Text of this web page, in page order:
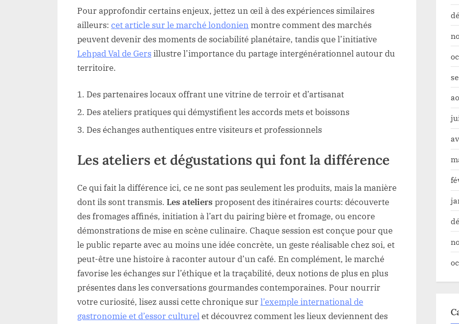
Pour approfondir certains enjeux, jettez un œil à des expériences similaires
ailleurs: cet article sur le marché londonienmontre comment des marchés
peuvent devenir des moments de sociabilité planétaire, tandis que l’initiative
Lehpad Val de Gersillustre l’importance du partage intergénérationnel autour du
territoire.
Des partenaires locaux offrant une vitrine de terroir et d’artisanat
Des ateliers pratiques qui démystifient les accords mets et boissons
Des échanges authentiques entre visiteurs et professionnels
Les ateliers et dégustations qui font la différence
Ce qui fait la différence ici, ce ne sont pas seulement les produits, mais la manière
dont ils sont transmis. Les ateliers proposent des itinéraires courts: découverte
des fromages affinés, initiation à l’art du pairing bière et fromage, ou encore
démonstrations de mise en scène culinaire. Chaque session est conçue pour que
le public reparte avec au moins une idée concrète, un geste réalisable chez soi, et
peut-être une histoire à raconter autour d’un café. En complément, le marché
favorise les échanges sur l’éthique et la traçabilité, deux notions de plus en plus
présentes dans les conversations gourmandes contemporaines. Pour nourrir
votre curiosité, lisez aussi cette chronique surl’exemple international de
gastronomie et d’essor culturelet découvrez comment les lieux deviennent des